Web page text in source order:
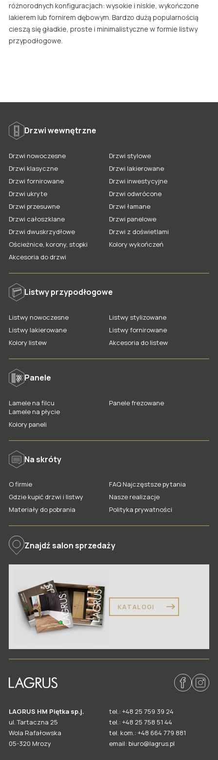
różnorodnych konfiguracjach: wysokie i niskie, wykończone
lakierem lub fornirem dębowym. Bardzo dużą popularnością
cieszą się gładkie, proste i minimalistyczne w formie listwy
przypodłogowe.
Drzwi wewnętrzne
Drzwi nowoczesne
Drzwi stylowe
Drzwi klasyczne
Drzwi lakierowane
Drzwi fornirowane
Drzwi inwestycyjne
Drzwi ukryte
Drzwi odwrócone
Drzwi przesuwne
Drzwi łamane
Drzwi całoszklane
Drzwi panelowe
Drzwi dwuskrzydłowe
Drzwi z doświetlami
Ościeżnice, korony, stopki
Kolory wykończeń
Akcesoria do drzwi
Listwy przypodłogowe
Listwy nowoczesne
Listwy stylizowane
Listwy lakierowane
Listwy fornirowane
Kolory listew
Akcesoria do listew
Panele
Lamele na filcu
Lamele na płycie
Panele frezowane
Kolory paneli
Na skróty
O firmie
FAQ Najczęstsze pytania
Gdzie kupić drzwi i listwy
Nasze realizacje
Materiały do pobrania
Polityka prywatności
Znajdź salon sprzedaży
KATALOGI
LAGRUS HM Piętka sp.j.
ul. Tartaczna 25
Wola Rafałowska
05-320 Mrozy
tel.: +48 25 759 39 24
tel.: +48 25 758 51 44
tel. kom.: +48 664 779 881
email: biuro@lagrus.pl